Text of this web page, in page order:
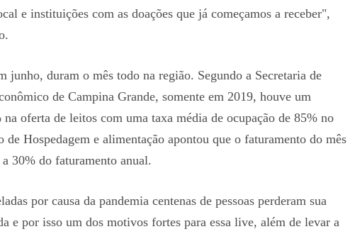
e instituições com as doações que já começamos a receber",
junho, duram o mês todo na região. Segundo a Secretaria de
de Campina Grande, somente em 2019, houve um
oferta de leitos com uma taxa média de ocupação de 85% no
Hospedagem e alimentação apontou que o faturamento do mês
30% do faturamento anual.
por causa da pandemia centenas de pessoas perderam sua
e por isso um dos motivos fortes para essa live, além de levar a